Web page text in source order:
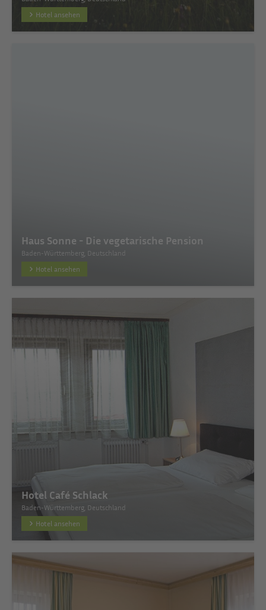
Hotel ansehen
Haus Sonne - Die vegetarische Pension
Baden-Württemberg, Deutschland
Hotel ansehen
Hotel Café Schlack
Baden-Württemberg, Deutschland
Hotel ansehen